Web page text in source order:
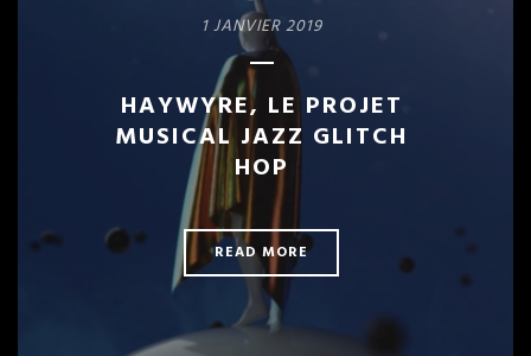
1 JANVIER 2019
HAYWYRE, LE PROJET
MUSICAL JAZZ GLITCH
HOP
READ MORE